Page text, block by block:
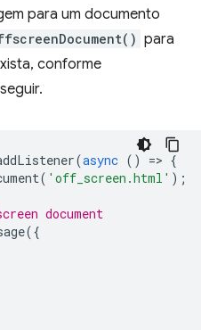
para um documento
para
conforme
(async () => {
( 'off_screen.html' );
document
({